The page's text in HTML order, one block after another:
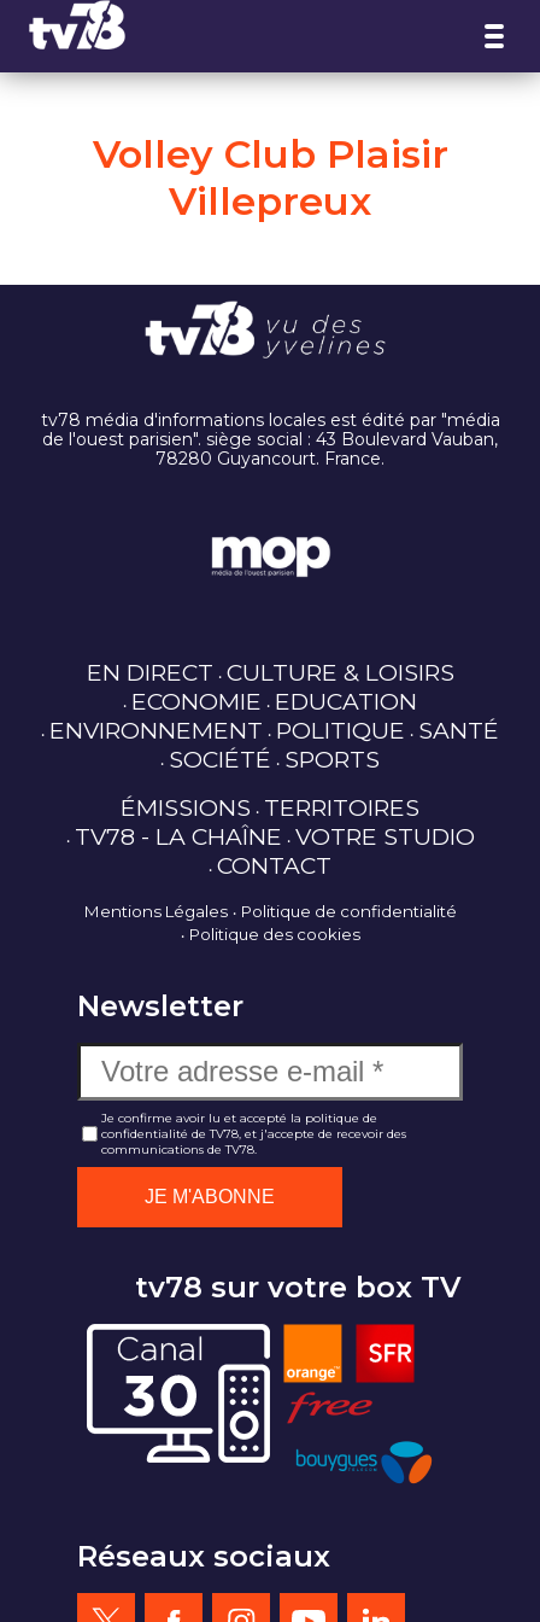
Volley Club Plaisir
Villepreux
tv78 média d'informations locales est édité par "média
de l'ouest parisien". siège social : 43 Boulevard Vauban,
78280 Guyancourt. France.
EN DIRECT CULTURE & LOISIRS
ECONOMIE EDUCATION
ENVIRONNEMENT POLITIQUE SANTÉ
SOCIÉTÉ SPORTS
ÉMISSIONS TERRITOIRES
TV78 - LA CHAÎNE VOTRE STUDIO
CONTACT
Mentions Légales
Politique de confidentialité
Politique des cookies
Newsletter
Je confirme avoir lu et accepté la politique de
confidentialité de TV78, et j'accepte de recevoir des
communications de TV78.
tv78 sur votre box TV
Réseaux sociaux
Panneau de gestion des cookies